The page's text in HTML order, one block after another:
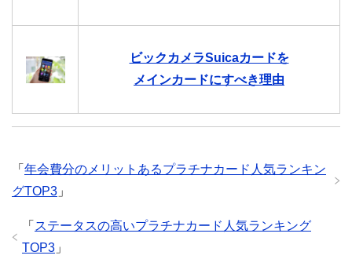
ビックカメラSuicaカードを
メインカードにすべき理由
「 年会費分のメリットあるプラチナカード人気ランキン
グTOP3 」
「 ステータスの高いプラチナカード人気ランキング
TOP3 」